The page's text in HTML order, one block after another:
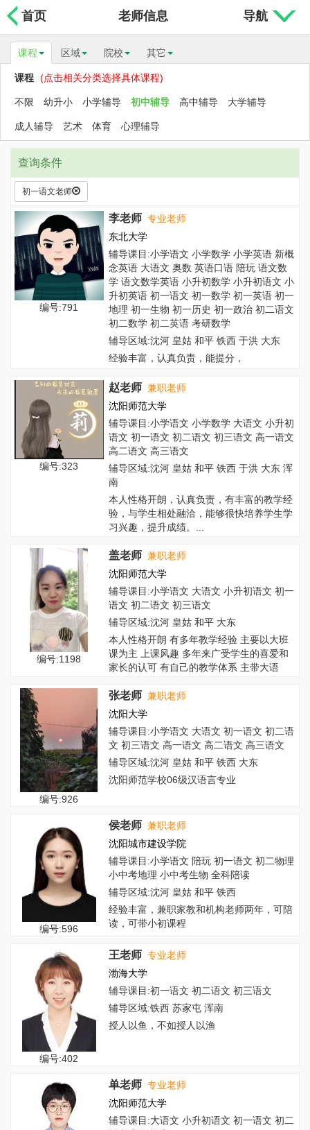
首页 老师信息 导航
课程 区域 院校 其它
课程 (点击相关分类选择具体课程)
不限 幼升小 小学辅导 初中辅导 高中辅导 大学辅导
成人辅导 艺术 体育 心理辅导
查询条件
初一语文老师
编号:791
李老师 专业老师
东北大学
辅导课目:小学语文 小学数学 小学英语 新概
念英语 大语文 奥数 英语口语 陪玩 语文数
学 语文数学英语 小升初数学 小升初语文 小
升初英语 初一语文 初一数学 初一英语 初一
地理 初一生物 初一历史 初一政治 初二语文
初二数学 初二英语 考研数学
辅导区域:沈河 皇姑 和平 铁西 于洪 大东
经验丰富，认真负责，能提分，
编号:323
赵老师 兼职老师
沈阳师范大学
辅导课目:小学语文 小学数学 大语文 小升初
语文 初一语文 初二语文 初三语文 高一语文
高二语文 高三语文
辅导区域:沈河 皇姑 和平 铁西 于洪 大东 浑
南
本人性格开朗，认真负责，有丰富的教学经
验，与学生相处融洽，能够很快培养学生学
习兴趣，提升成绩。...
编号:1198
盖老师 兼职老师
沈阳师范大学
辅导课目:小学语文 大语文 小升初语文 初一
语文 初二语文 初三语文
辅导区域:沈河 皇姑 和平 大东
本人性格开朗 有多年教学经验 主要以大班
课为主 上课风趣 多年来广受学生的喜爱和
家长的认可 有自己的教学体系 主带大语
编号:926
张老师 兼职老师
沈阳大学
辅导课目:小学语文 大语文 初一语文 初二语
文 初三语文 高一语文 高二语文 高三语文
辅导区域:沈河 皇姑 和平 铁西 大东
沈阳师范学校06级汉语言专业
编号:596
侯老师 兼职老师
沈阳城市建设学院
辅导课目:小学语文 陪玩 初一语文 初二物理
小中考地理 小中考生物 全科陪读
辅导区域:沈河 皇姑 和平 铁西
经验丰富，兼职家教和机构老师两年，可陪
读，可带小初课程
编号:402
王老师 专业老师
渤海大学
辅导课目:初一语文 初二语文 初三语文
辅导区域:铁西 苏家屯 浑南
授人以鱼，不如授人以渔
单老师 专业老师
沈阳师范大学
辅导课目:大语文 小升初语文 初一语文 初二